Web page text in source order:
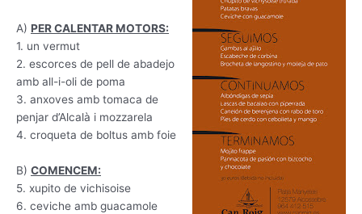
A) PER CALENTAR MOTORS:
1. un vermut
2. escorces de pell de abadejo
amb all-i-oli de poma
3. anxoves amb tomaca de
penjar d’Alcalà i mozzarela
4. croqueta de boltus amb foie
B) COMENCEM:
5. xupito de vichisoise
6. ceviche amb guacamole